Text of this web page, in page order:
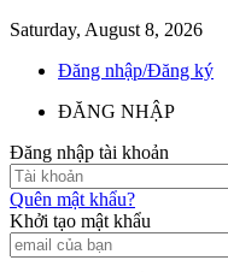
Saturday, August 8, 2026
Đăng nhập/Đăng ký
ĐĂNG NHẬP
Đăng nhập tài khoản
Quên mật khẩu?
Khởi tạo mật khẩu